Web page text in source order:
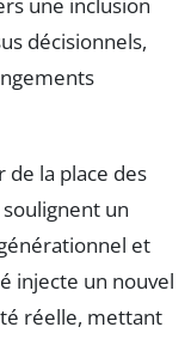
décisionnels,
de la place des
un
et
injecte un nouvel
réelle, mettant